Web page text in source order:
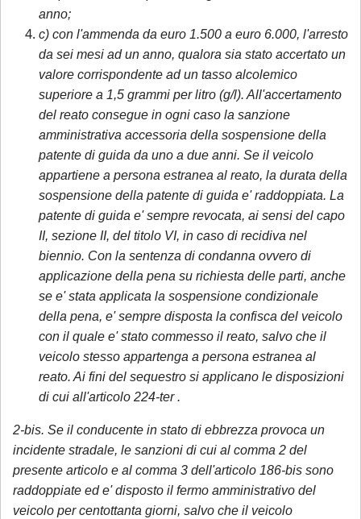
anno;
c) con l'ammenda da euro 1.500 a euro 6.000, l'arresto
da sei mesi ad un anno, qualora sia stato accertato un
valore corrispondente ad un tasso alcolemico
superiore a 1,5 grammi per litro (g/l). All'accertamento
del reato consegue in ogni caso la sanzione
amministrativa accessoria della sospensione della
patente di guida da uno a due anni. Se il veicolo
appartiene a persona estranea al reato, la durata della
sospensione della patente di guida e' raddoppiata. La
patente di guida e' sempre revocata, ai sensi del capo
II, sezione II, del titolo VI, in caso di recidiva nel
biennio. Con la sentenza di condanna ovvero di
applicazione della pena su richiesta delle parti, anche
se e' stata applicata la sospensione condizionale
della pena, e' sempre disposta la confisca del veicolo
con il quale e' stato commesso il reato, salvo che il
veicolo stesso appartenga a persona estranea al
reato. Ai fini del sequestro si applicano le disposizioni
di cui all'articolo 224-ter .
2-bis. Se il conducente in stato di ebbrezza provoca un
incidente stradale, le sanzioni di cui al comma 2 del
presente articolo e al comma 3 dell'articolo 186-bis sono
raddoppiate ed e' disposto il fermo amministrativo del
veicolo per centottanta giorni, salvo che il veicolo